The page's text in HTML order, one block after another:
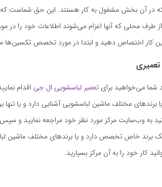
آن بخش مشغول به کار هستند. این حق شماست که
طرف محلی که آنها اعزام می‌شوند اطلاعات خود را در
کار اختصاص دهید و ابتدا در مورد تخصص تکسین‌ها
شما می‌خواهید برای تعمیر لباسشویی ال جی اقدام
برندهای مختلف ماشین لباسشویی آشنایی دارد و یا
به وب‌سایت مرکز مورد نظر خود مراجعه نمایید و
یک برند خاص تخصص دارد و یا برندهای مختلف ماشین
کار خود را به آن مرکز بسپارید.